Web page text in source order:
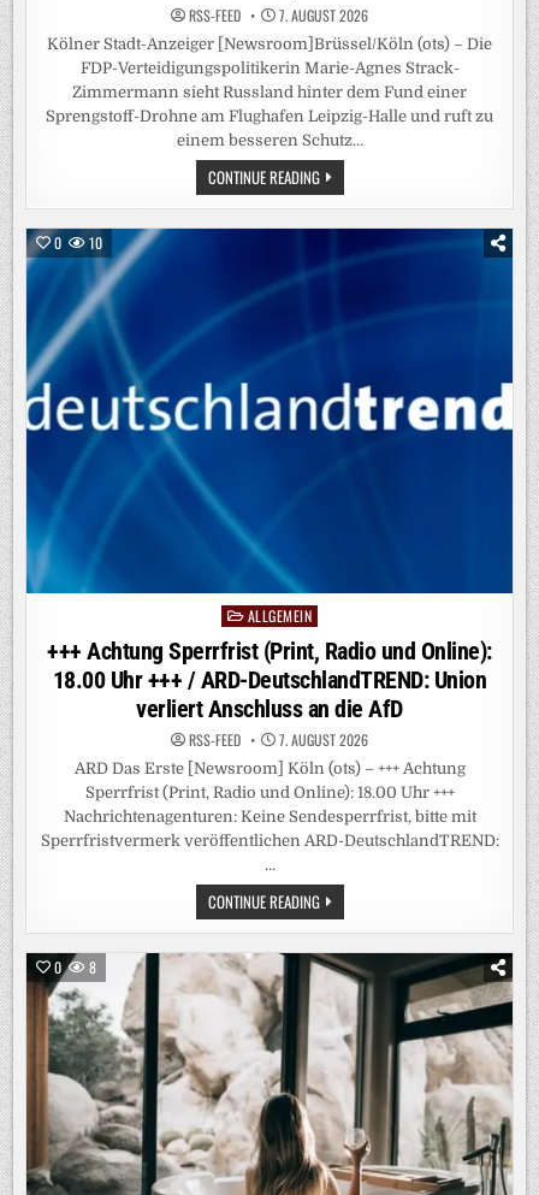
RSS-FEED 7. AUGUST 2026
Kölner Stadt-Anzeiger [Newsroom]Brüssel/Köln (ots) – Die
FDP-Verteidigungspolitikerin Marie-Agnes Strack-
Zimmermann sieht Russland hinter dem Fund einer
Sprengstoff-Drohne am Flughafen Leipzig-Halle und ruft zu
einem besseren Schutz…
CONTINUE READINGSTRACK-
ZIMMERMANN
NENNT
URHEBER
DES
LEIPZIG
MAHNT
BESSEREN
SCHUTZ
DEUTSCHER
0 10
Posted
in
ALLGEMEIN
+++ Achtung Sperrfrist (Print, Radio und Online):
18.00 Uhr +++ / ARD-DeutschlandTREND: Union
verliert Anschluss an die AfD
RSS-FEED 7. AUGUST 2026
ARD Das Erste [Newsroom] Köln (ots) – +++ Achtung
Sperrfrist (Print, Radio und Online): 18.00 Uhr +++
Nachrichtenagenturen: Keine Sendesperrfrist, bitte mit
Sperrfristvermerk veröffentlichen ARD-DeutschlandTREND:
…
CONTINUE READING+++
ACHTUNG
SPERRFRIST
RADIO
UND
ONLINE):
18.00
UHR
+++
/
ARD-
DEUTSCHLANDTREND:
UNION
VERLIERT
ANSCHLUSS
AN
DIE
AFD
0 8